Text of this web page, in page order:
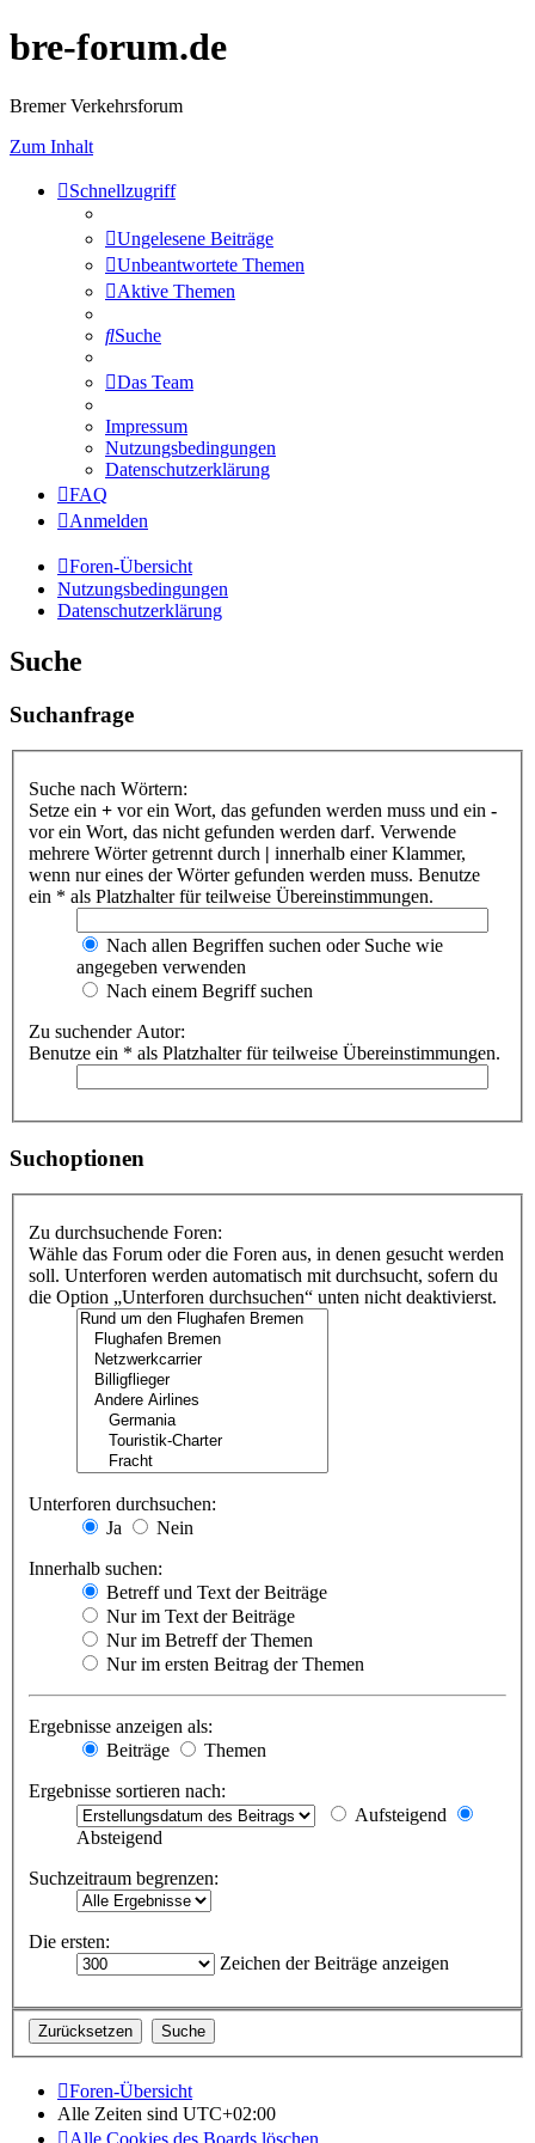
bre-forum.de
Bremer Verkehrsforum
Zum Inhalt
Schnellzugriff
Ungelesene Beiträge
Unbeantwortete Themen
Aktive Themen
Suche
Das Team
Impressum
Nutzungsbedingungen
Datenschutzerklärung
FAQ
Anmelden
Foren-Übersicht
Nutzungsbedingungen
Datenschutzerklärung
Suche
Suchanfrage
Suche nach Wörtern:
Setze ein + vor ein Wort, das gefunden werden muss und ein -
vor ein Wort, das nicht gefunden werden darf. Verwende
mehrere Wörter getrennt durch | innerhalb einer Klammer,
wenn nur eines der Wörter gefunden werden muss. Benutze
ein * als Platzhalter für teilweise Übereinstimmungen.
Nach allen Begriffen suchen oder Suche wie
angegeben verwenden
Nach einem Begriff suchen
Zu suchender Autor:
Benutze ein * als Platzhalter für teilweise Übereinstimmungen.
Suchoptionen
Zu durchsuchende Foren:
Wähle das Forum oder die Foren aus, in denen gesucht werden
soll. Unterforen werden automatisch mit durchsucht, sofern du
die Option „Unterforen durchsuchen“ unten nicht deaktivierst.
Unterforen durchsuchen:
Ja
Nein
Innerhalb suchen:
Betreff und Text der Beiträge
Nur im Text der Beiträge
Nur im Betreff der Themen
Nur im ersten Beitrag der Themen
Ergebnisse anzeigen als:
Beiträge
Themen
Ergebnisse sortieren nach:
Aufsteigend
Absteigend
Suchzeitraum begrenzen:
Die ersten:
Zeichen der Beiträge anzeigen
Foren-Übersicht
Alle Zeiten sind UTC+02:00
Alle Cookies des Boards löschen